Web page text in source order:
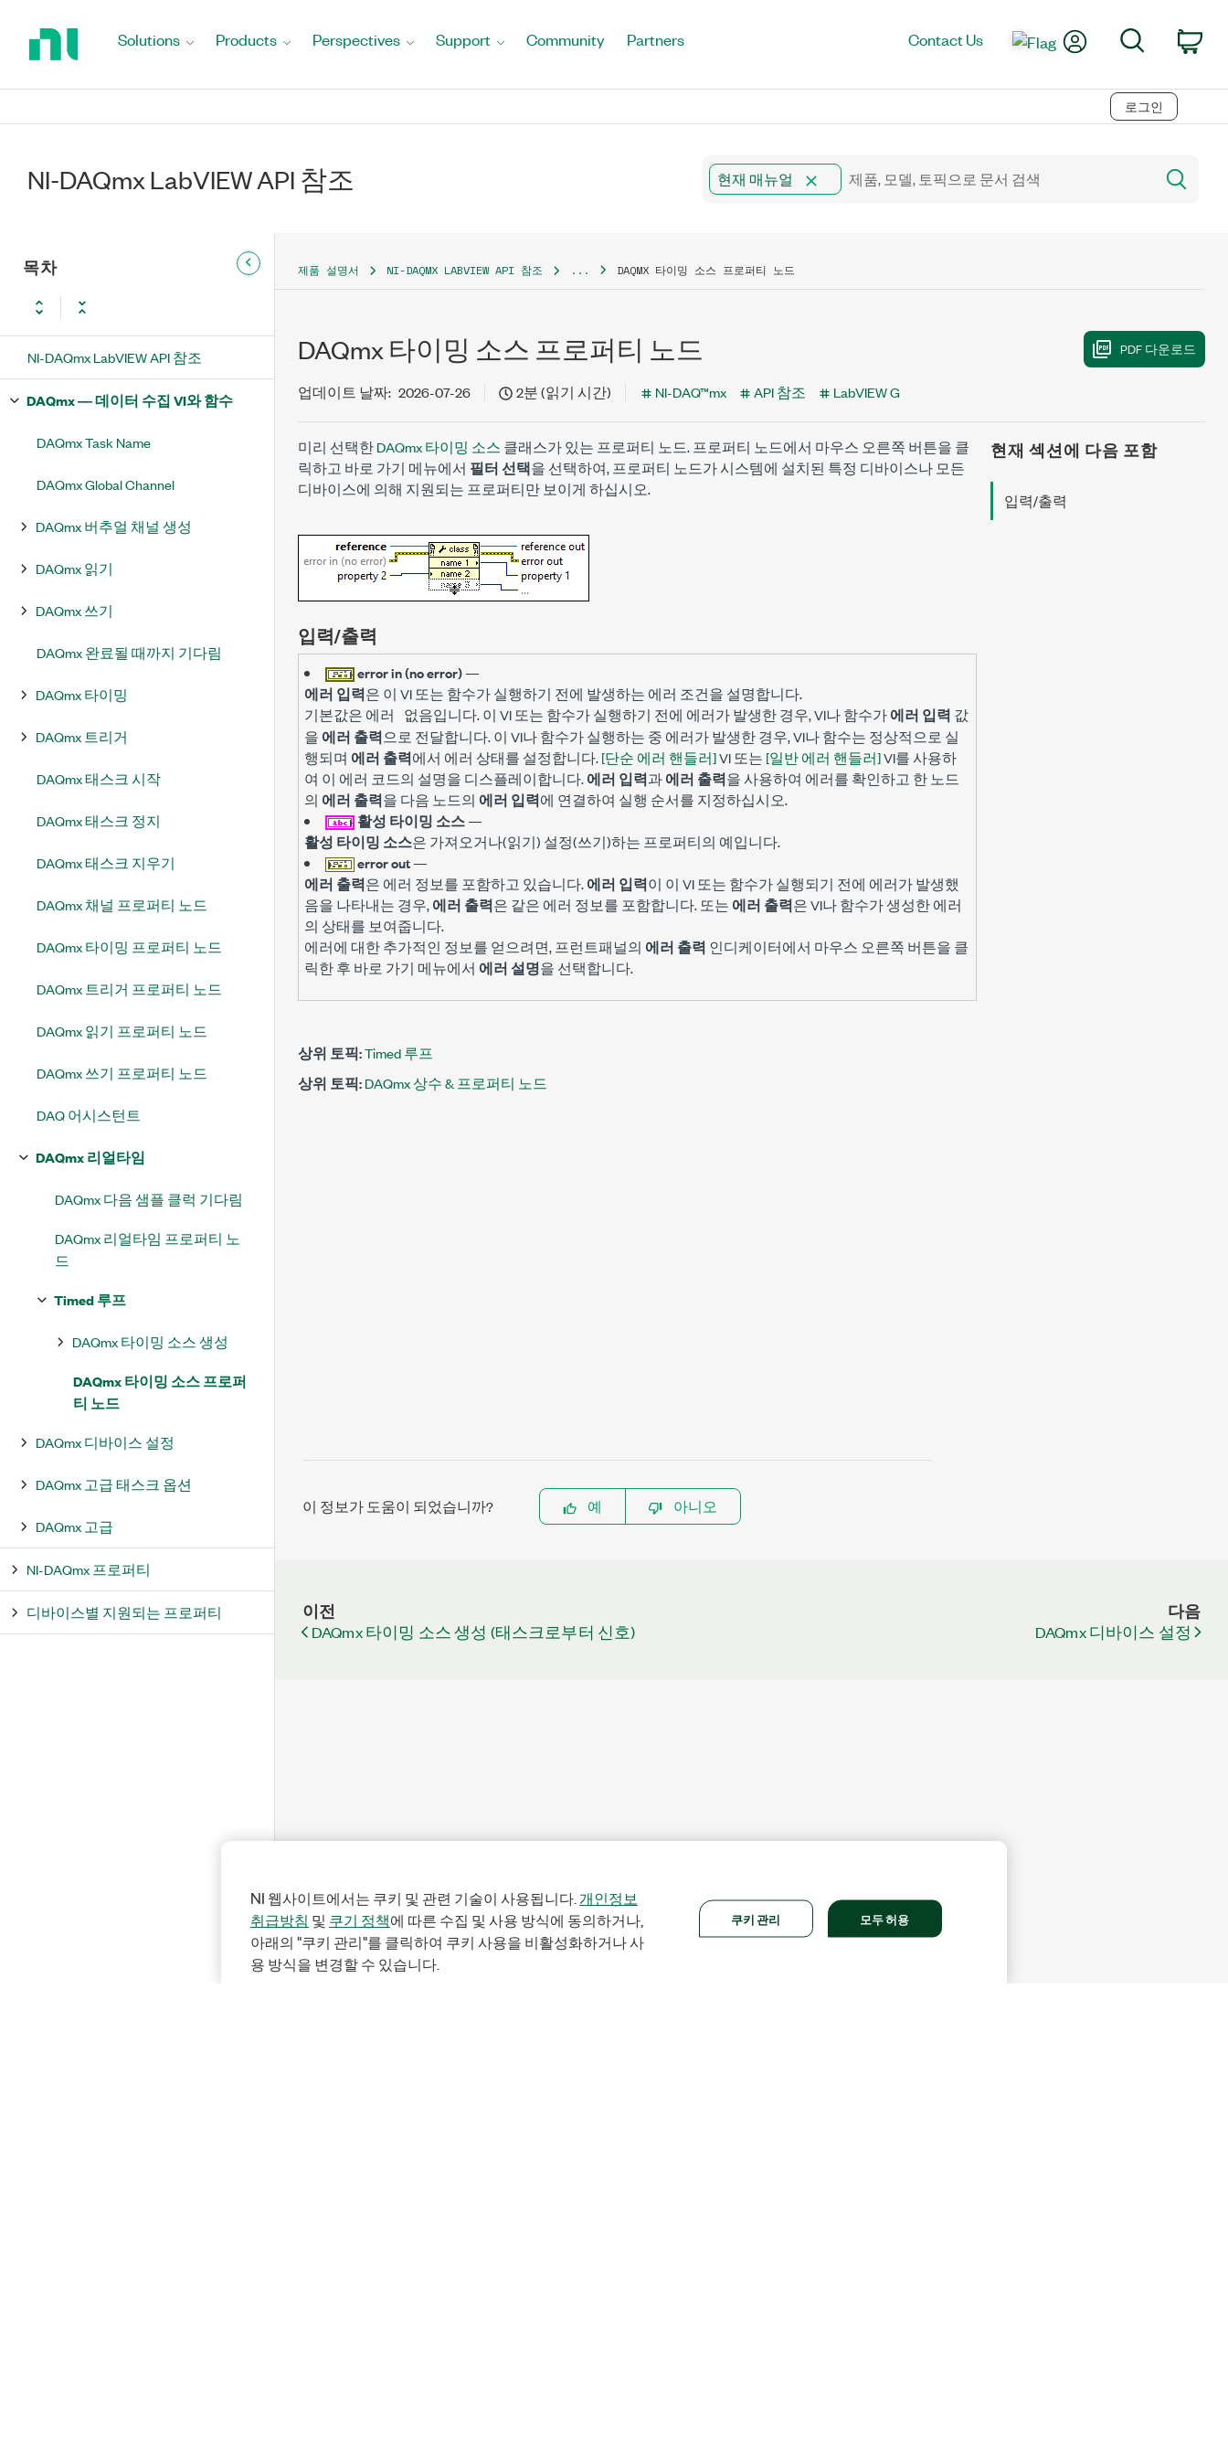
Solutions Products Perspectives Support Community Partners Contact Us My AccountSearch
로그인
NI-DAQmx LabVIEW API 참조 현재 매뉴얼
목차
NI-DAQmx LabVIEW API 참조
DAQmx ― 데이터 수집 VI와 함수
DAQmx Task Name
DAQmx Global Channel
DAQmx 버추얼 채널 생성
DAQmx 읽기
DAQmx 쓰기
DAQmx 완료될 때까지 기다림
DAQmx 타이밍
DAQmx 트리거
DAQmx 태스크 시작
DAQmx 태스크 정지
DAQmx 태스크 지우기
DAQmx 채널 프로퍼티 노드
DAQmx 타이밍 프로퍼티 노드
DAQmx 트리거 프로퍼티 노드
DAQmx 읽기 프로퍼티 노드
DAQmx 쓰기 프로퍼티 노드
DAQ 어시스턴트
DAQmx 리얼타임
DAQmx 다음 샘플 클럭 기다림
DAQmx 리얼타임 프로퍼티 노
드
Timed 루프
DAQmx 타이밍 소스 생성
DAQmx 타이밍 소스 프로퍼
티 노드
DAQmx 디바이스 설정
DAQmx 고급 태스크 옵션
DAQmx 고급
NI-DAQmx 프로퍼티
디바이스별 지원되는 프로퍼티
제품 설명서 NI-DAQMX LABVIEW API 참조 ... DAQMX 타이밍 소스 프로퍼티 노드
DAQmx 타이밍 소스 프로퍼티 노드
업데이트 날짜: 2026-07-26 2분 (읽기 시간) NI-DAQ™mx API 참조 LabVIEW G
미리 선택한DAQmx 타이밍 소스 클래스가 있는 프로퍼티 노드. 프로퍼티 노드에서 마우스 오른쪽 버튼을 클
릭하고 바로 가기 메뉴에서 필터 선택을 선택하여, 프로퍼티 노드가 시스템에 설치된 특정 디바이스나 모든
디바이스에 의해 지원되는 프로퍼티만 보이게 하십시오.
입력/출력
error in (no error)—
에러 입력은 이 VI 또는 함수가 실행하기 전에 발생하는 에러 조건을 설명합니다.
기본값은 에러 없음입니다. 이 VI 또는 함수가 실행하기 전에 에러가 발생한 경우, VI나 함수가에러 입력 값
을 에러 출력으로 전달합니다. 이 VI나 함수가 실행하는 중 에러가 발생한 경우, VI나 함수는 정상적으로 실
행되며 에러 출력에서 에러 상태를 설정합니다.[단순 에러 핸들러]VI 또는 [일반 에러 핸들러]VI를 사용하
여 이 에러 코드의 설명을 디스플레이합니다.에러 입력과에러 출력을 사용하여 에러를 확인하고 한 노드
의 에러 출력을 다음 노드의 에러 입력에 연결하여 실행 순서를 지정하십시오.
활성 타이밍 소스—
활성 타이밍 소스은 가져오거나(읽기) 설정(쓰기)하는 프로퍼티의 예입니다.
error out—
에러 출력은 에러 정보를 포함하고 있습니다.에러 입력이 이 VI 또는 함수가 실행되기 전에 에러가 발생했
음을 나타내는 경우,에러 출력은 같은 에러 정보를 포함합니다. 또는 에러 출력은 VI나 함수가 생성한 에러
의 상태를 보여줍니다.
에러에 대한 추가적인 정보를 얻으려면, 프런트패널의 에러 출력 인디케이터에서 마우스 오른쪽 버튼을 클
릭한 후 바로 가기 메뉴에서 에러 설명을 선택합니다.
상위 토픽:Timed 루프
상위 토픽:DAQmx 상수 & 프로퍼티 노드
현재 섹션에 다음 포함
입력/출력
이 정보가 도움이 되었습니까? 예 아니오
이전
DAQmx 타이밍 소스 생성 (태스크로부터 신호)
다음
DAQmx 디바이스 설정
NI 웹사이트에서는 쿠키 및 관련 기술이 사용됩니다. 개인정보
취급방침 및 쿠기 정책에 따른 수집 및 사용 방식에 동의하거나,
아래의 "쿠키 관리"를 클릭하여 쿠키 사용을 비활성화하거나 사
용 방식을 변경할 수 있습니다.
쿠키 관리 모두 허용